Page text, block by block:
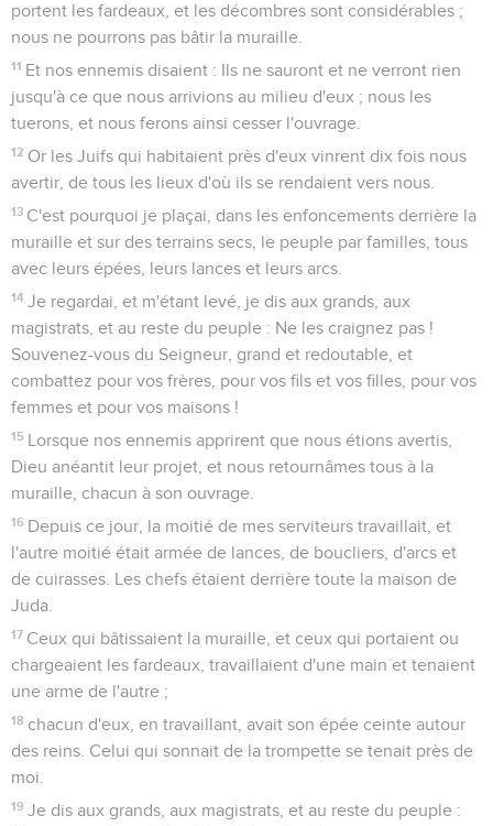
portent les fardeaux, et les décombres sont considérables ;
nous ne pourrons pas bâtir la muraille.
11 Et nos ennemis disaient : Ils ne sauront et ne verront rien
jusqu'à ce que nous arrivions au milieu d'eux ; nous les
tuerons, et nous ferons ainsi cesser l'ouvrage.
12 Or les Juifs qui habitaient près d'eux vinrent dix fois nous
avertir, de tous les lieux d'où ils se rendaient vers nous.
13 C'est pourquoi je plaçai, dans les enfoncements derrière la
muraille et sur des terrains secs, le peuple par familles, tous
avec leurs épées, leurs lances et leurs arcs.
14 Je regardai, et m'étant levé, je dis aux grands, aux
magistrats, et au reste du peuple : Ne les craignez pas !
Souvenez-vous du Seigneur, grand et redoutable, et
combattez pour vos frères, pour vos fils et vos filles, pour vos
femmes et pour vos maisons !
15 Lorsque nos ennemis apprirent que nous étions avertis,
Dieu anéantit leur projet, et nous retournâmes tous à la
muraille, chacun à son ouvrage.
16 Depuis ce jour, la moitié de mes serviteurs travaillait, et
l'autre moitié était armée de lances, de boucliers, d'arcs et
de cuirasses. Les chefs étaient derrière toute la maison de
Juda.
17 Ceux qui bâtissaient la muraille, et ceux qui portaient ou
chargeaient les fardeaux, travaillaient d'une main et tenaient
une arme de l'autre ;
18 chacun d'eux, en travaillant, avait son épée ceinte autour
des reins. Celui qui sonnait de la trompette se tenait près de
moi.
19 Je dis aux grands, aux magistrats, et au reste du peuple :